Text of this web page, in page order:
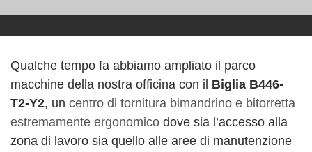
Qualche tempo fa abbiamo ampliato il parco
macchine della nostra officina con il Biglia B446-
T2-Y2, un centro di tornitura bimandrino e bitorretta
estremamente ergonomico dove sia l’accesso alla
zona di lavoro sia quello alle aree di manutenzione